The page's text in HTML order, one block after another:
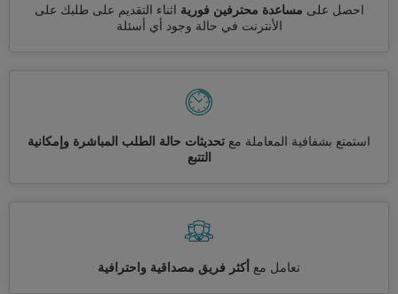
احصل على مساعدة محترفين فورية اثناء التقديم على طلبك على
الأنترنت في حالة وجود أي أسئلة
استمتع بشفافية المعاملة مع تحديثات حالة الطلب المباشرة وإمكانية
التتبع
تعامل مع أكثر فريق مصداقية واحترافية